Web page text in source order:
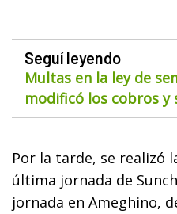
Seguí leyendo
Multas en la ley de
modificó los cobros y
Por la tarde, se realizó
última jornada de
jornada en Ameghino,